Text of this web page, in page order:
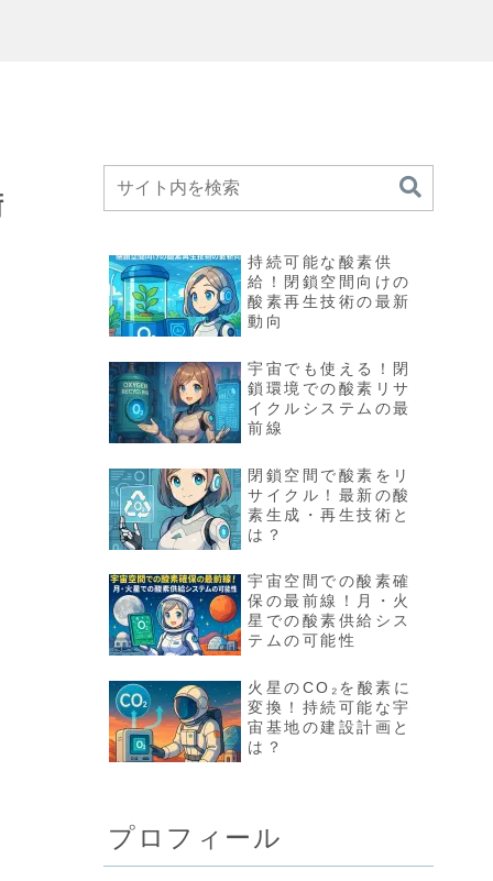
持続可能な酸素供
給！閉鎖空間向けの
酸素再生技術の最新
動向
宇宙でも使える！閉
鎖環境での酸素リサ
イクルシステムの最
前線
閉鎖空間で酸素をリ
サイクル！最新の酸
素生成・再生技術と
は？
宇宙空間での酸素確
保の最前線！月・火
星での酸素供給シス
テムの可能性
火星のCO₂を酸素に
変換！持続可能な宇
宙基地の建設計画と
は？
プロフィール